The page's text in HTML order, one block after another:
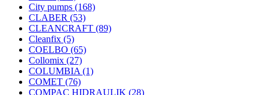
City pumps (168)
CLABER (53)
CLEANCRAFT (89)
Cleanfix (5)
COELBO (65)
Collomix (27)
COLUMBIA (1)
COMET (76)
COMPAC HIDRAULIK (28)